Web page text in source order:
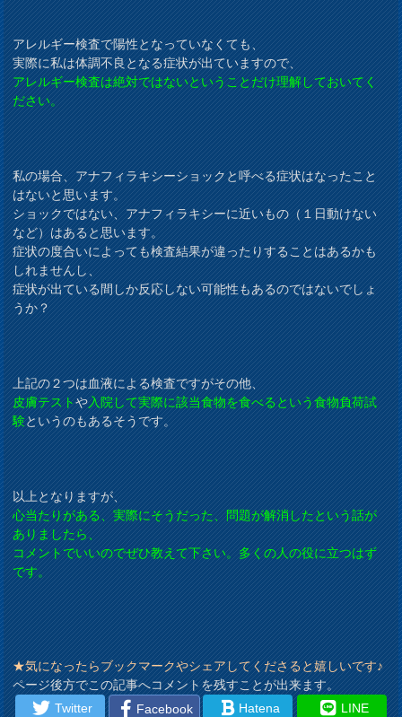
アレルギー検査で陽性となっていなくても、
実際に私は体調不良となる症状が出ていますので、
アレルギー検査は絶対ではないということだけ理解しておいてく
ださい。
私の場合、アナフィラキシーショックと呼べる症状はなったこと
はないと思います。
ショックではない、アナフィラキシーに近いもの（１日動けない
など）はあると思います。
症状の度合いによっても検査結果が違ったりすることはあるかも
しれませんし、
症状が出ている間しか反応しない可能性もあるのではないでしょ
うか？
上記の２つは血液による検査ですがその他、
皮膚テストや入院して実際に該当食物を食べるという食物負荷試
験というのもあるそうです。
以上となりますが、
心当たりがある、実際にそうだった、問題が解消したという話が
ありましたら、
コメントでいいのでぜひ教えて下さい。多くの人の役に立つはず
です。
★気になったらブックマークやシェアしてくださると嬉しいです♪
ページ後方でこの記事へコメントを残すことが出来ます。
Twitter
Facebook Hatena LINE